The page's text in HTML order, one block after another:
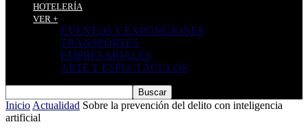
HOTELERÍA
VER +
EVENTOS Y EXPOSICIONES
TRANSPORTES
EMPRESARIALES
ARTE Y ESPECTÁCULOS
Inicio Actualidad Sobre la prevención del delito con inteligencia
artificial